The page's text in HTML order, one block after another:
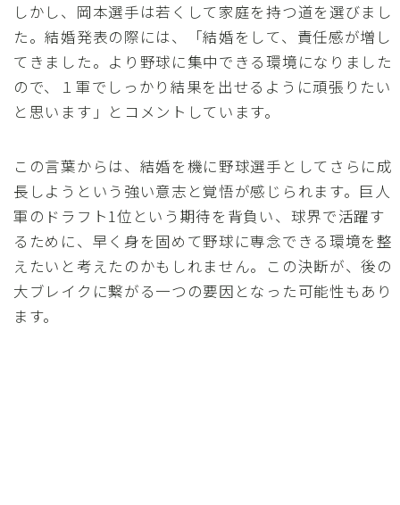
しかし、岡本選手は若くして家庭を持つ道を選びまし
た。結婚発表の際には、「結婚をして、責任感が増し
てきました。より野球に集中できる環境になりました
ので、１軍でしっかり結果を出せるように頑張りたい
と思います」とコメントしています。
この言葉からは、結婚を機に野球選手としてさらに成
長しようという強い意志と覚悟が感じられます。巨人
軍のドラフト1位という期待を背負い、球界で活躍す
るために、早く身を固めて野球に専念できる環境を整
えたいと考えたのかもしれません。この決断が、後の
大ブレイクに繋がる一つの要因となった可能性もあり
ます。